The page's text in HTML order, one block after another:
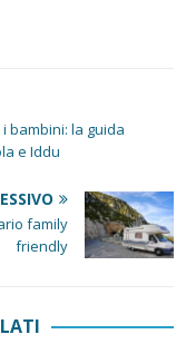
bambini: la guida
e Iddu
family
friendly